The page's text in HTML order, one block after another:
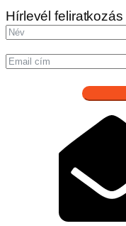
Hírlevél feliratkozás